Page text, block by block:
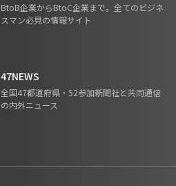
BtoB企業からBtoC企業まで。全てのビジネ
スマン必見の情報サイト
47NEWS
全国47都道府県・52参加新聞社と共同通信
の内外ニュース